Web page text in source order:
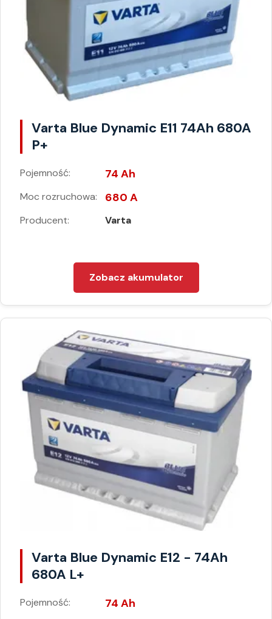
Varta Blue Dynamic E11 74Ah 680A
P+
Pojemność: 74 Ah
Moc rozruchowa: 680 A
Producent: Varta
Zobacz akumulator
Varta Blue Dynamic E12 - 74Ah
680A L+
Pojemność: 74 Ah